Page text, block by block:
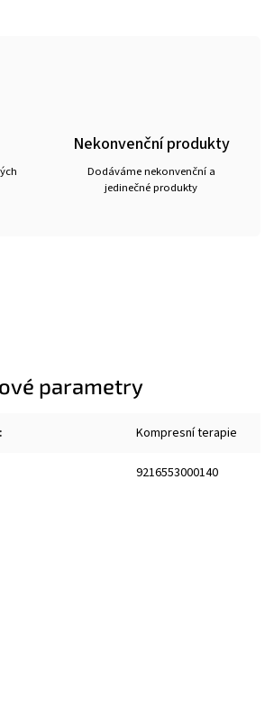
Nekonvenční produkty
Dodáváme nekonvenční a
jedinečné produkty
parametry
: Kompresní terapie
9216553000140